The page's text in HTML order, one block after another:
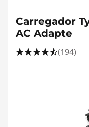
Carregador
AC Adapte
(194)